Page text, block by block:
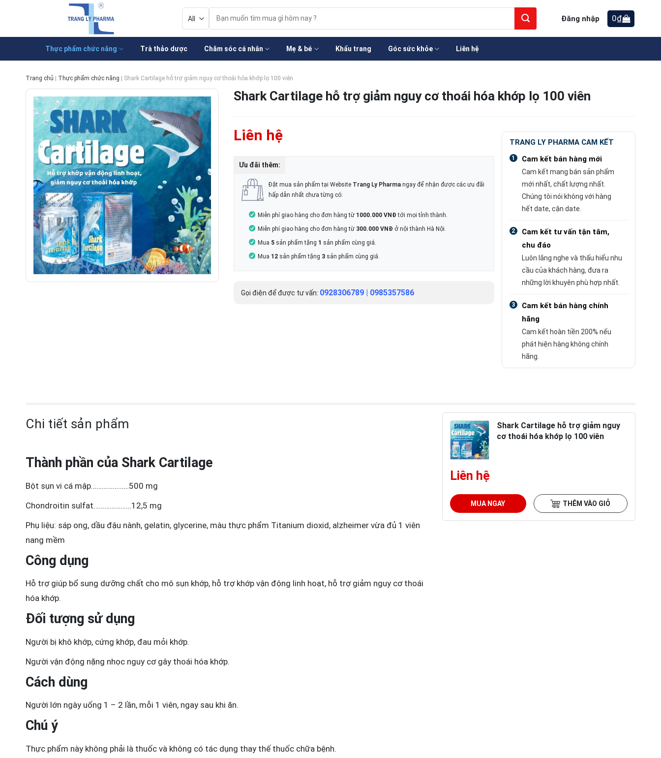
content
kiếm:
Đăng nhập 0₫
Thực phẩm chức năng Trà thảo dược Chăm sóc cá nhân Mẹ & bé Khẩu trang Góc sức khỏe Liên hệ
Trang chủ Thực phẩm chức năng Shark Cartilage hỗ trợ giảm nguy cơ thoái hóa khớp lọ 100 viên
Shark Cartilage hỗ trợ giảm nguy cơ thoái hóa khớp lọ 100 viên
Liên hệ
Ưu đãi thêm:
Đặt mua sản phẩm tại Website Trang Ly Pharma ngay để nhận được các ưu đãi
hấp dẫn nhất chưa từng có:
Miễn phí giao hàng cho đơn hàng từ 1000.000 VNĐ tới mọi tỉnh thành.
Miễn phí giao hàng cho đơn hàng từ 300.000 VNĐ ở nội thành Hà Nội.
Mua 5 sản phẩm tặng 1 sản phẩm cùng giá.
Mua 12 sản phẩm tặng 3 sản phẩm cùng giá.
Gọi điện để được tư vấn: 0928306789 | 0985357586
TRANG LY PHARMA CAM KẾT
1 Cam kết bán hàng mới
Cam kết mang bán sản phẩm
mới nhất, chất lượng nhất.
Chúng tôi nói không với hàng
hết date, cận date.
2
Cam kết tư vấn tận tâm,
chu đáo
Luôn lắng nghe và thấu hiểu nhu
cầu của khách hàng, đưa ra
những lời khuyên phù hợp nhất.
3
Cam kết bán hàng chính
hãng
Cam kết hoàn tiền 200% nếu
phát hiện hàng không chính
hãng.
Chi tiết sản phẩm
Thành phần của Shark Cartilage
Bột sụn vi cá mập…………………500 mg
Chondroitin sulfat…………………12,5 mg
Phụ liệu: sáp ong, dầu đậu nành, gelatin, glycerine, màu thực phẩm Titanium dioxid, alzheimer vừa đủ 1 viên
nang mềm
Công dụng
Hỗ trợ giúp bổ sung dưỡng chất cho mô sụn khớp, hỗ trợ khớp vận động linh hoạt, hỗ trợ giảm nguy cơ thoái
hóa khớp.
Đối tượng sử dụng
Người bị khô khớp, cứng khớp, đau mỏi khớp.
Người vận động nặng nhọc nguy cơ gây thoái hóa khớp.
Cách dùng
Người lớn ngày uống 1 – 2 lần, mỗi 1 viên, ngay sau khi ăn.
Chú ý
Thực phẩm này không phải là thuốc và không có tác dụng thay thế thuốc chữa bệnh.
Shark Cartilage hỗ trợ giảm nguy
cơ thoái hóa khớp lọ 100 viên
Liên hệ
MUA NGAY THÊM VÀO GIỎ